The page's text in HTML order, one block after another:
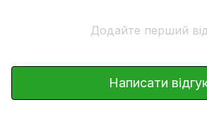
Додайте перший
Написати